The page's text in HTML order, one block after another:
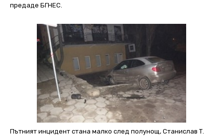
предаде БГНЕС.
Пътният инцидент стана малко след полунощ, Станислав Т.